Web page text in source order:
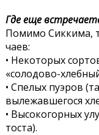
Где еще
Помимо Сиккима,
чаев:
• Некоторых
«солодово-
• Спелых пуэров
вылежавшегося
• Высокогорных
тоста).